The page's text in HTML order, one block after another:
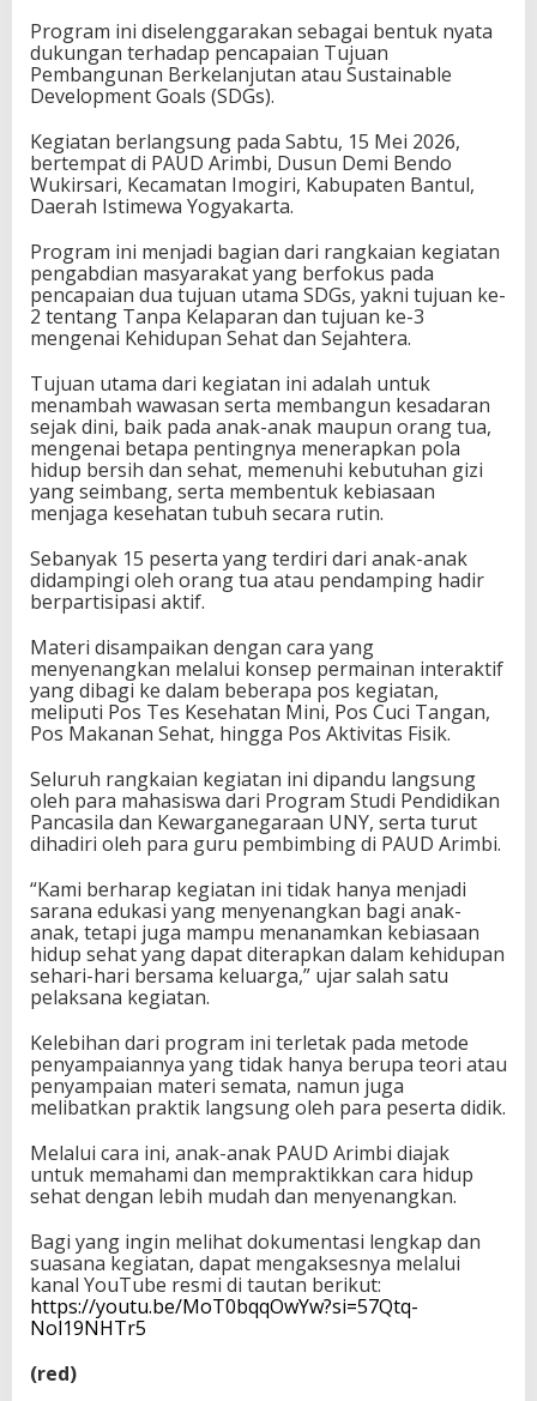
Program ini diselenggarakan sebagai bentuk nyata
dukungan terhadap pencapaian Tujuan
Pembangunan Berkelanjutan atau Sustainable
Development Goals (SDGs).
Kegiatan berlangsung pada Sabtu, 15 Mei 2026,
bertempat di PAUD Arimbi, Dusun Demi Bendo
Wukirsari, Kecamatan Imogiri, Kabupaten Bantul,
Daerah Istimewa Yogyakarta.
Program ini menjadi bagian dari rangkaian kegiatan
pengabdian masyarakat yang berfokus pada
pencapaian dua tujuan utama SDGs, yakni tujuan ke-
2 tentang Tanpa Kelaparan dan tujuan ke-3
mengenai Kehidupan Sehat dan Sejahtera.
Tujuan utama dari kegiatan ini adalah untuk
menambah wawasan serta membangun kesadaran
sejak dini, baik pada anak-anak maupun orang tua,
mengenai betapa pentingnya menerapkan pola
hidup bersih dan sehat, memenuhi kebutuhan gizi
yang seimbang, serta membentuk kebiasaan
menjaga kesehatan tubuh secara rutin.
Sebanyak 15 peserta yang terdiri dari anak-anak
didampingi oleh orang tua atau pendamping hadir
berpartisipasi aktif.
Materi disampaikan dengan cara yang
menyenangkan melalui konsep permainan interaktif
yang dibagi ke dalam beberapa pos kegiatan,
meliputi Pos Tes Kesehatan Mini, Pos Cuci Tangan,
Pos Makanan Sehat, hingga Pos Aktivitas Fisik.
Seluruh rangkaian kegiatan ini dipandu langsung
oleh para mahasiswa dari Program Studi Pendidikan
Pancasila dan Kewarganegaraan UNY, serta turut
dihadiri oleh para guru pembimbing di PAUD Arimbi.
“Kami berharap kegiatan ini tidak hanya menjadi
sarana edukasi yang menyenangkan bagi anak-
anak, tetapi juga mampu menanamkan kebiasaan
hidup sehat yang dapat diterapkan dalam kehidupan
sehari-hari bersama keluarga,” ujar salah satu
pelaksana kegiatan.
Kelebihan dari program ini terletak pada metode
penyampaiannya yang tidak hanya berupa teori atau
penyampaian materi semata, namun juga
melibatkan praktik langsung oleh para peserta didik.
Melalui cara ini, anak-anak PAUD Arimbi diajak
untuk memahami dan mempraktikkan cara hidup
sehat dengan lebih mudah dan menyenangkan.
Bagi yang ingin melihat dokumentasi lengkap dan
suasana kegiatan, dapat mengaksesnya melalui
kanal YouTube resmi di tautan berikut:
https://youtu.be/MoT0bqqOwYw?si=57Qtq-
Nol19NHTr5
(red)